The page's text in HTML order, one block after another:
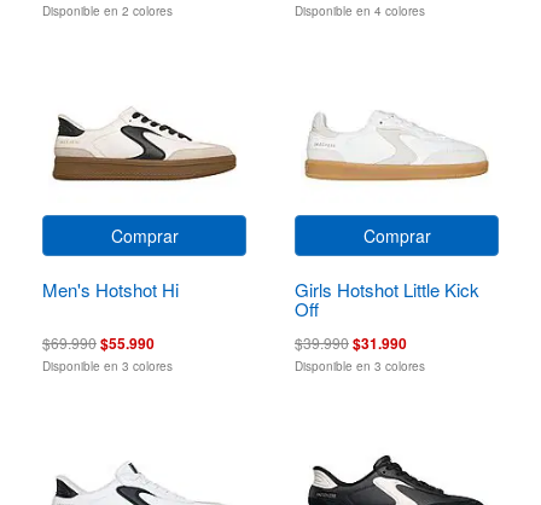
Disponible en 2 colores Disponible en 4 colores
Comprar
Men's Hotshot Hi
$69.990$55.990
Disponible en 3 colores
Comprar
Girls Hotshot Little Kick
Off
$39.990$31.990
Disponible en 3 colores